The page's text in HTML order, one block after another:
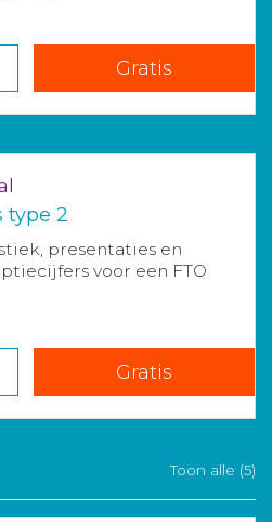
Gratis
type 2
presentaties en
voor een FTO
Gratis
Toon alle (5)